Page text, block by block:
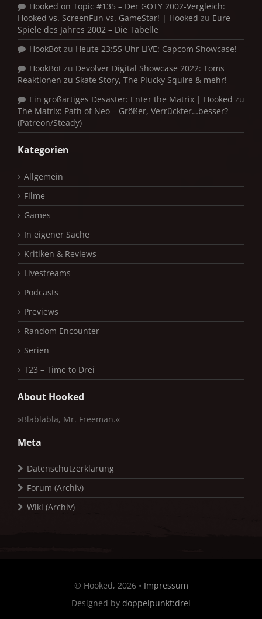
Hooked on Topic #135 – Der GOTY 2002-Vergleich:
Hooked vs. ScreenFun vs. GameStar! | Hooked zu Eure
Spiele des Jahres 2002 – Die Tabelle
HookBot zu Heute 23:55 Uhr LIVE: Capcom Showcase!
HookBot zu Devolver Digital Showcase 2022: Toms
Reaktionen zu Skate Story, The Plucky Squire & mehr!
Ein großartiges Desaster: Enter the Matrix | Hooked zu
The Matrix: Path of Neo – Größer, Verrückter…besser?
(Patreon/Steady)
Kategorien
Allgemein
Filme
Games
In eigener Sache
Kritiken & Reviews
Livestreams
Podcasts
Previews
Random Encounter
Serien
T23 – Time to Drei
About Hooked
»Blablabla, Mr. Freeman.«
Meta
Datenschutzerklärung
Forum (Archiv)
Wiki (Archiv)
© Hooked, 2026 • Impressum
Designed by doppelpunkt:drei